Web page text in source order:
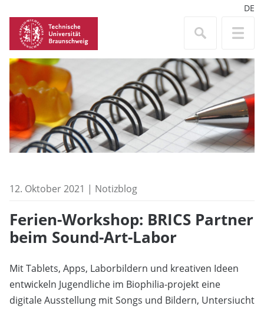
DE
12. Oktober 2021 | Notizblog
Ferien-Workshop: BRICS Partner
beim Sound-Art-Labor
Mit Tablets, Apps, Laborbildern und kreativen Ideen
entwickeln Jugendliche im Biophilia-projekt eine
digitale Ausstellung mit Songs und Bildern, Untersiucht